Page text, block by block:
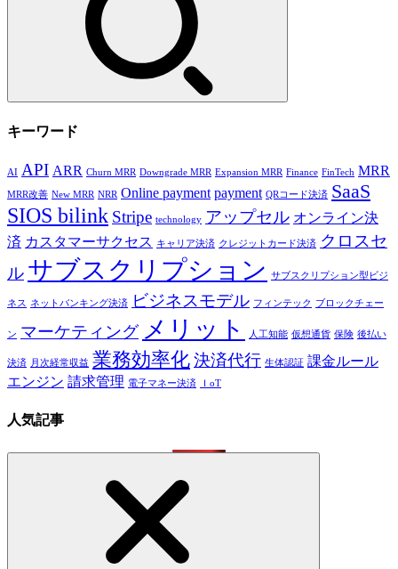
キーワード
AI API ARR Churn MRR Downgrade MRR Expansion MRR Finance FinTech MRR
MRR改善 New MRR NRR Online payment payment QRコード決済 SaaS
SIOS bilink Stripe technology アップセル オンライン決
済 カスタマーサクセス キャリア決済 クレジットカード決済 クロスセ
ル サブスクリプション サブスクリプション型ビジ
ネス ネットバンキング決済 ビジネスモデル フィンテック ブロックチェー
ン マーケティング メリット 人工知能 仮想通貨 保険 後払い
決済 月次経常収益 業務効率化決済代行 生体認証 課金ルール
エンジン 請求管理 電子マネー決済 ＩoT
人気記事